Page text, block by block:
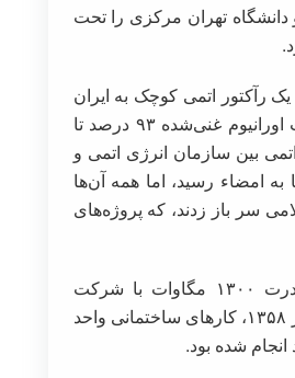
تهران مرکزی را تحت
رآکتور اتمی کوچک به ایران
داد، به نحوی‌که ظرفیت این رآکتور ۵ مگاوات بود و با ۵۸۴.۵ کیلوگرم سوخت اورانیوم غنی‌شده ۹۳ درصد تا
هشت نیروگاه اتمی بین سازمان انرژی اتمی و
به امضاء رسید، اما همه آن‌ها
سر باز زدند، که پروژه‌های
۱)نیروگاه اتمی بوشهر(دو واحد): قرارداد ساخت این دو واحد هر یک با قدرت ۱۳۰۰ مگاوات با شرکت
آلمانیKWU منعقد شد، از زمان انعقاد تا هنگام تعلیق قرارداد توسط آلمان‌ها در ۱۳۵۸، کارهای ساختمانی واحد